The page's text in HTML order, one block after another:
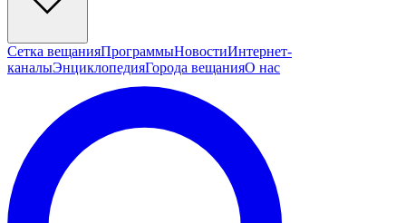
Сетка вещанияПрограммыНовостиИнтернет-
каналыЭнциклопедияГорода вещанияО нас